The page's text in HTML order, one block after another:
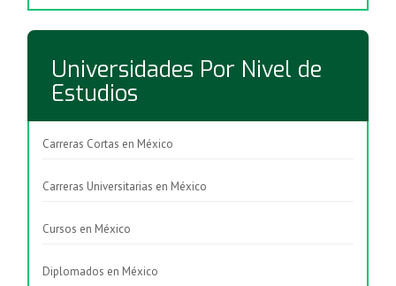
Universidades Por Nivel de
Estudios
Carreras Cortas en México
Carreras Universitarias en México
Cursos en México
Diplomados en México